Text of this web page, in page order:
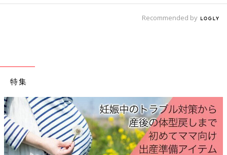
東京大学医学部卒業。東京大学医学部附属病院勤務を経て、
月号「妊娠高血圧症候群から赤ちゃんを守りたい！」
Recommended by
特集